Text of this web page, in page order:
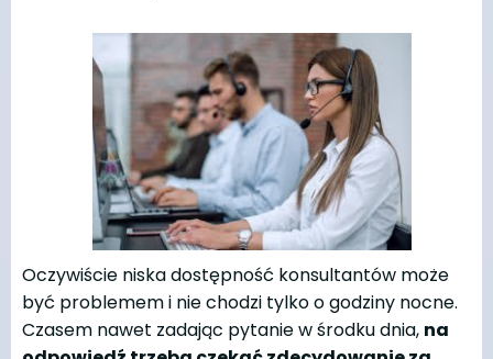
Oczywiście niska dostępność konsultantów może
być problemem i nie chodzi tylko o godziny nocne.
Czasem nawet zadając pytanie w środku dnia, na